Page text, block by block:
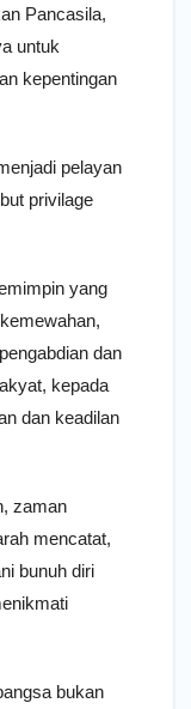
Pancasila,
untuk
kepentingan
pelayan
privilage
yang
dan
kepada
dan keadilan
zaman
mencatat,
bunuh diri
bukan